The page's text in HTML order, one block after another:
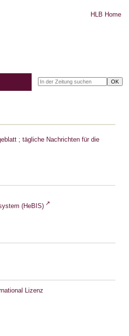
HLB Home
; tägliche Nachrichten für die
(HeBIS)
Lizenz